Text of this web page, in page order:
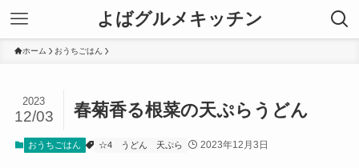
よばグルメキッチン
ホーム おうちごはん
春菊香る根菜の天ぷらうどん
2023
12/03
おうちごはん ☆4 うどん 天ぷら 2023年12月3日